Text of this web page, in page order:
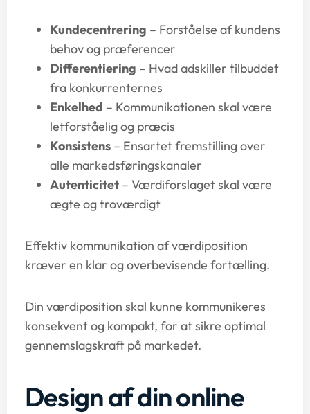
Kundecentrering – Forståelse af kundens
behov og præferencer
Differentiering – Hvad adskiller tilbuddet
fra konkurrenternes
Enkelhed – Kommunikationen skal være
letforståelig og præcis
Konsistens – Ensartet fremstilling over
alle markedsføringskanaler
Autenticitet – Værdiforslaget skal være
ægte og troværdigt
Effektiv kommunikation af værdiposition
kræver en klar og overbevisende fortælling.
Din værdiposition skal kunne kommunikeres
konsekvent og kompakt, for at sikre optimal
gennemslagskraft på markedet.
Design af din online